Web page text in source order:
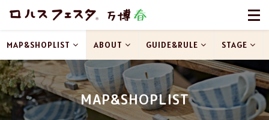
MAP&SHOPLIST
MAP&SHOPLIST ABOUT GUIDE&RULE STAGE